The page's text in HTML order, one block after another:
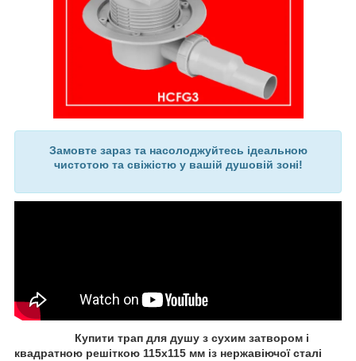
Замовте зараз та насолоджуйтесь ідеальною
чистотою та свіжістю у вашій душовій зоні!
Купити трап для душу з сухим затвором і
квадратною решіткою 115х115 мм із нержавіючої сталі